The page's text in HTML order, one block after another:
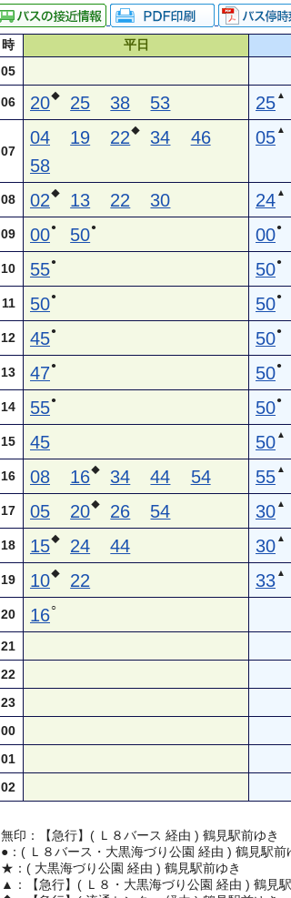
時 平日
05
06 20◆ 25 38 53 25 ▲
07
04 19 22 ◆ 34
46
58
05 ▲
08 02◆ 13 22 30 24 ▲
09 00● 50● 00●
10 55● 50●
11 50● 50●
12 45● 50●
13 47● 50●
14 55● 50●
15 45 50 ▲
16 08 16◆ 34 44 54 55 ▲
17 05 20◆ 26 54 30 ▲
18 15◆ 24 44 30 ▲
19 10◆ 22 33 ▲
20 16○
21
22
23
00
01
02
無印：【急行】( Ｌ８バース 経由 ) 鶴見駅前ゆき
●：( Ｌ８バース・大黒海づり公園 経由 ) 鶴見駅前
★：( 大黒海づり公園 経由 ) 鶴見駅前ゆき
▲：【急行】( Ｌ８・大黒海づり公園 経由 ) 鶴見